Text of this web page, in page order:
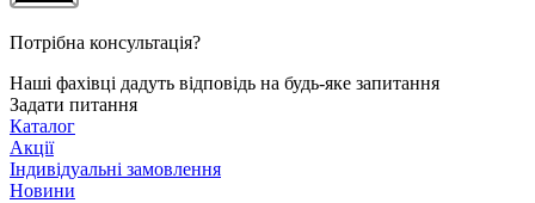
Потрібна консультація?
Наші фахівці дадуть відповідь на будь-яке запитання
Задати питання
Каталог
Акції
Індивідуальні замовлення
Новини